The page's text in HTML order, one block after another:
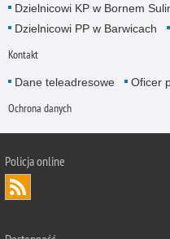
Dzielnicowi KP w Bornem
Dzielnicowi PP w Barwicach
Kontakt
Dane teleadresowe Oficer
Ochrona danych
Policja online